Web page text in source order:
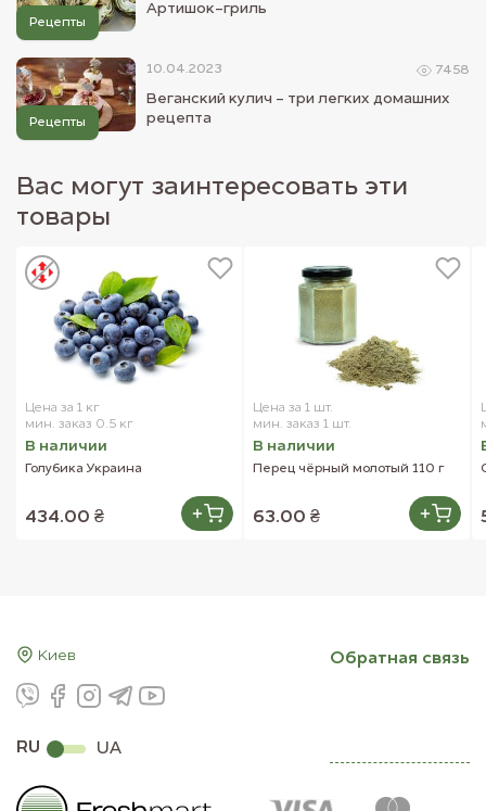
Рецепты
Артишок-гриль
10.04.2023
Рецепты
Веганский кулич - три легких домашних
рецепта
7458
Вас могут заинтересовать эти
товары
Цена за 1 кг
мин. заказ 0.5 кг
В наличии
Голубика Украина
434.00 ₴
Цена за 1 шт.
мин. заказ 1 шт.
В наличии
Перец чёрный молотый 110 г
63.00 ₴
Киев
RU UA
Обратная связь